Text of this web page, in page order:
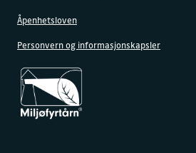
Åpenhetsloven
Personvern og informasjonskapsler